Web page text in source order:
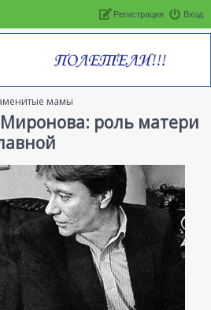
Вход
Регистрация
мамы
роль матери